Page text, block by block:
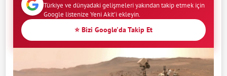
Türkiye ve dünyadaki gelişmeleri yakından takip etmek için
Google listenize Yeni Akit'i ekleyin.
⭐ Bizi Google'da Takip Et